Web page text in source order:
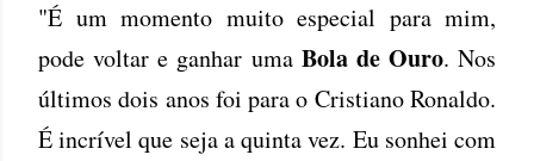
"É um momento muito especial para mim,
pode voltar e ganhar uma Bola de Ouro. Nos
últimos dois anos foi para o Cristiano Ronaldo.
É incrível que seja a quinta vez. Eu sonhei com